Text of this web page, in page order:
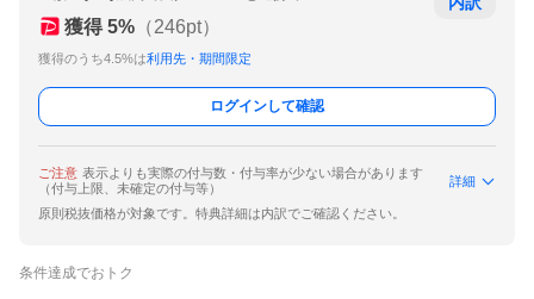
獲得 5% （246pt）
獲得のうち4.5%は利用先・期間限定
ログインして確認
ご注意 表示よりも実際の付与数・付与率が少ない場合があります
（付与上限、未確定の付与等）
詳細
原則税抜価格が対象です。特典詳細は内訳でご確認ください。
条件達成でおトク